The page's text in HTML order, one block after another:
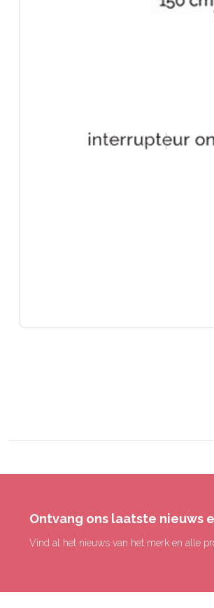
Ontvang ons laatste nieuws
Vind al het nieuws van het merk en alle